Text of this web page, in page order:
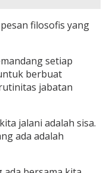
filosofis yang
setiap
berbuat
jabatan
jalani adalah sisa.
ada adalah